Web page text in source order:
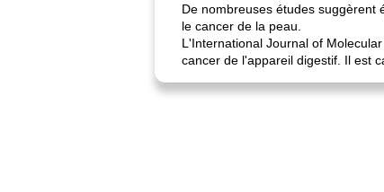
De nombreuses études suggèrent
le cancer de la peau.
L'International Journal of
cancer de l'appareil digestif. Il est